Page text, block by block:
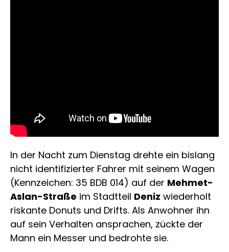
In der Nacht zum Dienstag drehte ein bislang
nicht identifizierter Fahrer mit seinem Wagen
(Kennzeichen: 35 BDB 014) auf der Mehmet-
Aslan-Straße im Stadtteil Deniz wiederholt
riskante Donuts und Drifts. Als Anwohner ihn
auf sein Verhalten ansprachen, zückte der
Mann ein Messer und bedrohte sie.